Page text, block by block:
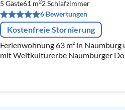
5 Gäste61 m22Schlafzimmer
6 Bewertungen
Kostenfreie Stornierung
Ferienwohnung 63 m² in
mit Weltkulturerbe Naumburger